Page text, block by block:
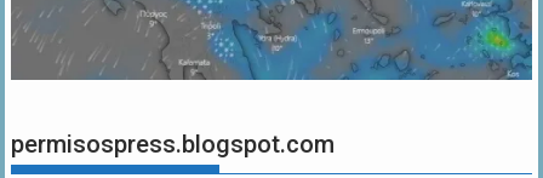
permisospress.blogspot.com